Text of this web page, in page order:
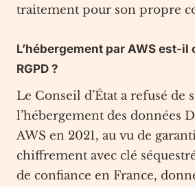
traitement pour son propre
L’hébergement par AWS est-il
RGPD ?
Le Conseil d’État a refusé de
l’hébergement des données
AWS en 2021, au vu de
chiffrement avec clé
de confiance en France,